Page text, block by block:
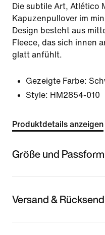
Die subtile Art, Atlético
Kapuzenpullover im
Design besteht aus
Fleece, das sich innen
glatt anfühlt.
Gezeigte Farbe:
Style: HM2854-010
Produktdetails anzeigen
Größe und Passform
Versand &